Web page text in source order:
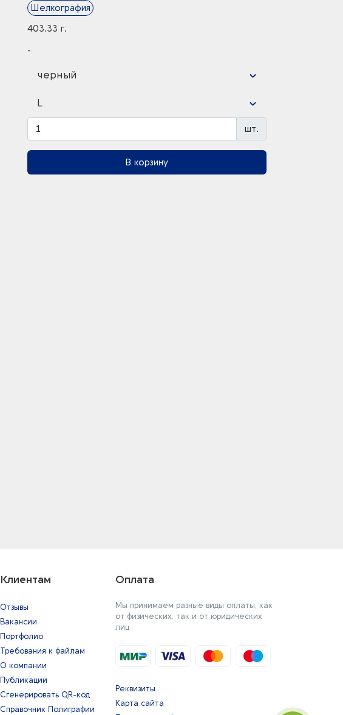
Шелкография
403.33 г.
-
черный
L
шт.
В корзину
Клиентам
Отзывы
Вакансии
Портфолио
Требования к файлам
О компании
Публикации
Сгенерировать QR-код
Справочник Полиграфии
Оплата
Мы принимаем разные виды оплаты, как
от физических, так и от юридических
лиц
Реквизиты
Карта сайта